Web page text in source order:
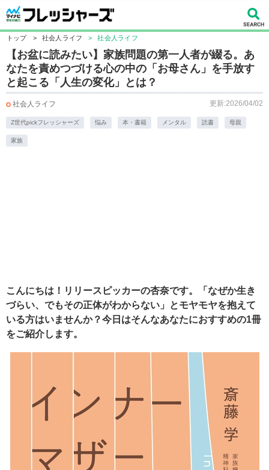
トップ > 社会人ライフ > 社会人ライフ
【お盆に読みたい】家族問題の第一人者が綴る。あ
なたを責めつづける心の中の「お母さん」を手放す
と起こる「人生の変化」とは？
社会人ライフ 更新:2026/04/02
Z世代pickフレッシャーズ 悩み 本・書籍 メンタル 読書 母親
家族
こんにちは！リリースピッカーの杏奈です。「なぜか生き
づらい、でもその正体がわからない」とモヤモヤを抱えて
いる方はいませんか？今日はそんなあなたにおすすめの1冊
をご紹介します。